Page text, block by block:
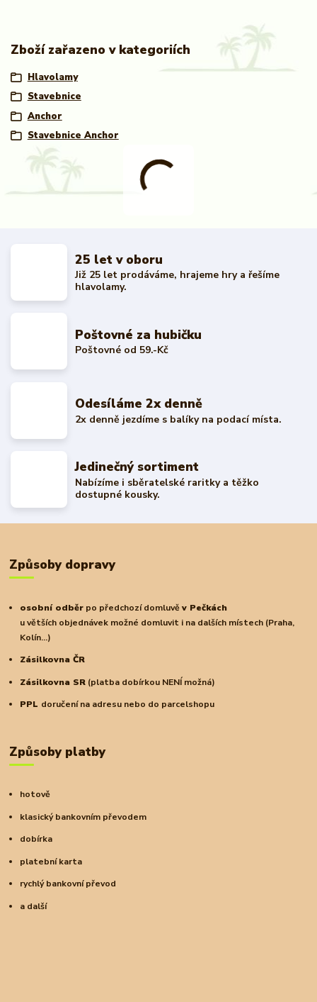
Zboží zařazeno v kategoriích
Hlavolamy
Stavebnice
Anchor
Stavebnice Anchor
25 let v oboru
Již 25 let prodáváme, hrajeme hry a řešíme
hlavolamy.
Poštovné za hubičku
Poštovné od 59.-Kč
Odesíláme 2x denně
2x denně jezdíme s balíky na podací místa.
Jedinečný sortiment
Nabízíme i sběratelské raritky a těžko
dostupné kousky.
Způsoby dopravy
osobní odběr po předchozí domluvěv Pečkách
u větších objednávek možné domluvit i na dalších místech (Praha,
Kolín...)
Zásilkovna ČR
Zásilkovna SR (platba dobírkou NENÍ možná)
PPL doručení na adresu nebo do parcelshopu
Způsoby platby
hotově
klasický bankovním převodem
dobírka
platební karta
rychlý bankovní převod
a další